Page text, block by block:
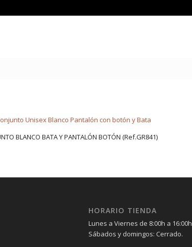
BLANCO BATA Y PANTALÓN BOTÓN (Ref.GR841)
HORARIO TIENDA
Lunes a Viernes de 8:00h a 16:00h
Sábados y domingos: Cerrado.